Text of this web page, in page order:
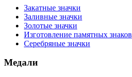
Закатные значки
Заливные значки
Золотые значки
Изготовление памятных знаков
Серебряные значки
Медали